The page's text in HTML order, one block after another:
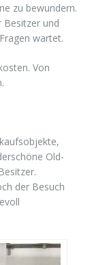
zu bewundern.
Besitzer und
wartet.
Von
Old-
der Besuch